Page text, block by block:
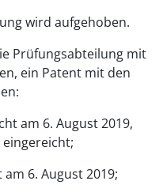
wird aufgehoben.
Prüfungsabteilung mit
ein Patent mit den
am 6. August 2019,
6. August 2019;